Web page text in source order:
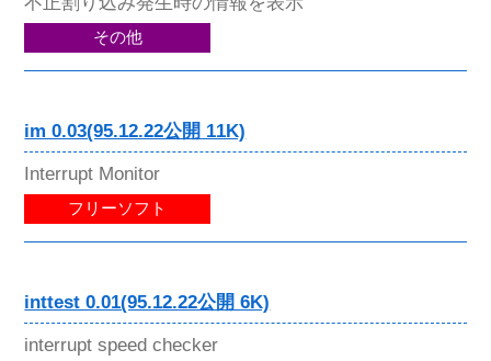
その他
im 0.03(95.12.22公開 11K)
Interrupt Monitor
フリーソフト
inttest 0.01(95.12.22公開 6K)
interrupt speed checker